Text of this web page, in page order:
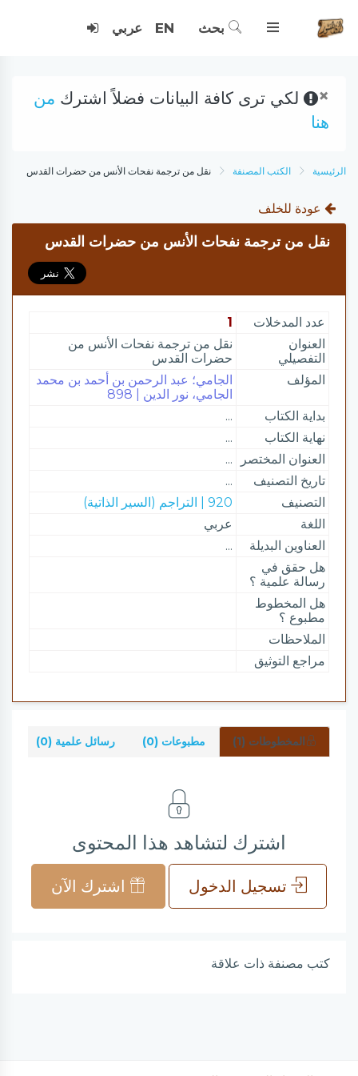
بحث EN عربي
× لكي ترى كافة البيانات فضلاً اشترك من
هنا
الرئيسية الكتب المصنفة نقل من ترجمة نفحات الأنس من حضرات القدس
عودة للخلف
نقل من ترجمة نفحات الأنس من حضرات القدس
عدد المدخلات
1
العنوان
التفصيلي
نقل من ترجمة نفحات الأنس من
حضرات القدس
المؤلف
الجامي؛ عبد الرحمن بن أحمد بن محمد
الجامي، نور الدين | 898
بداية الكتاب
...
نهاية الكتاب
...
العنوان المختصر
...
تاريخ التصنيف
...
التصنيف
920 | التراجم (السير الذاتية)
اللغة
عربي
العناوين البديلة
...
هل حقق في
رسالة علمية ؟
هل المخطوط
مطبوع ؟
الملاحظات
مراجع التوثيق
المخطوطات (1) مطبوعات (0) رسائل علمية (0)
اشترك لتشاهد هذا المحتوى
تسجيل الدخول اشترك الآن
كتب مصنفة ذات علاقة